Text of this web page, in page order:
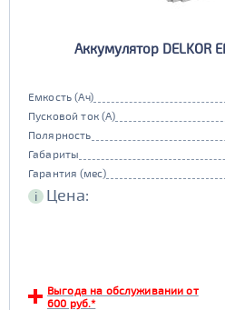
Аккумулятор DELKOR
Емкость (Ач)
Пусковой ток (А)
Полярность
Габариты
Гарантия (мес)
i Цена:
Выгода на обслуживании от
600 руб.*